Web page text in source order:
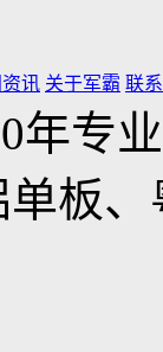
讯 关于军霸 联
年专
板、